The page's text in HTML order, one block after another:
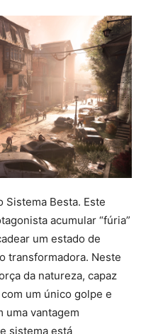
Sistema Besta. Este
acumular “fúria”
um estado de
transformadora. Neste
da natureza, capaz
um único golpe e
uma vantagem
sistema está